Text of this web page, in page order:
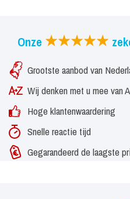
Onze
Grootste aanbod van
Wij denken met u mee van
Hoge klantenwaardering
Snelle reactie tijd
Gegarandeerd de laagste